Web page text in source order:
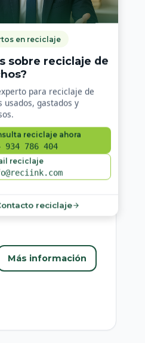
medida
en 24-48h
Más información
en reciclaje
sobre reciclaje de
para reciclaje de
usados, gastados y
reciclaje ahora
934 786 404
reciclaje
reciclaje